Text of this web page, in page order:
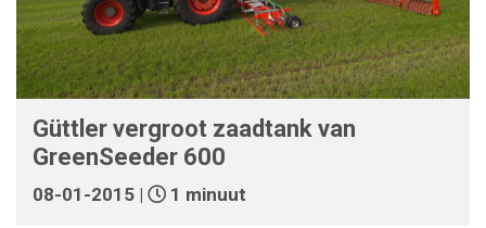
Güttler vergroot zaadtank van
GreenSeeder 600
08-01-2015 | 1 minuut